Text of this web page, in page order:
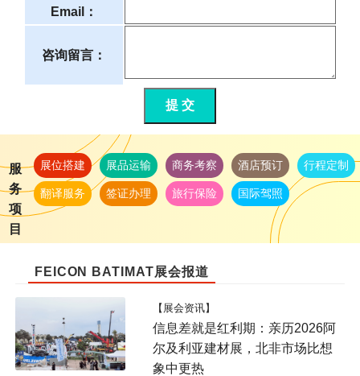
Email：
咨询留言：
提 交
服
务
项
目
展位搭建 展品运输 商务考察 酒店预订 行程定制
翻译服务 签证办理 旅行保险 国际驾照
FEICON BATIMAT展会报道
【展会资讯】
信息差就是红利期：亲历2026阿
尔及利亚建材展，北非市场比想
象中更热